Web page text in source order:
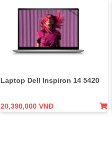
Laptop Dell Inspiron 14 5420
20,390,000 VNĐ